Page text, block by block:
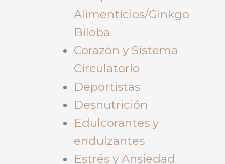
Alimenticios/Ginkgo
Biloba
Corazón y Sistema
Circulatorio
Deportistas
Desnutrición
Edulcorantes y
endulzantes
Estrés y Ansiedad